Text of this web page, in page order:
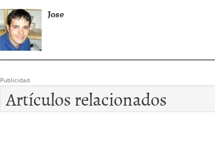
Jose
Publicidad
Artículos relacionados